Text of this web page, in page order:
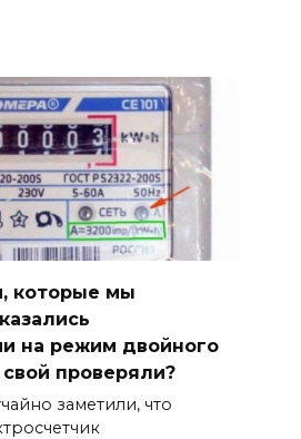
которые мы
на режим двойного
проверяли?
заметили, что